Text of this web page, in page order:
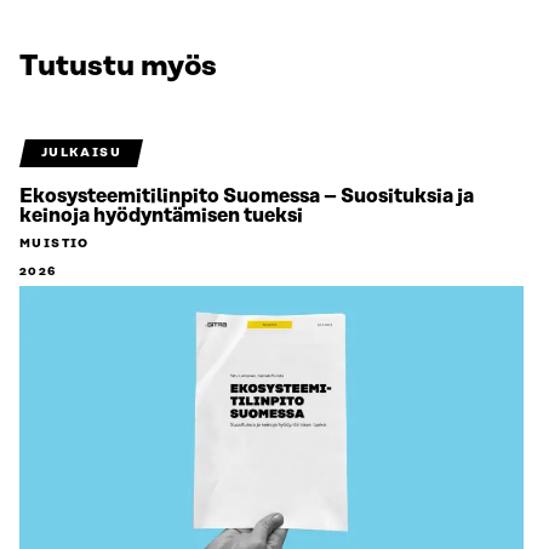
Tutustu myös
JULKAISU
Ekosysteemitilinpito Suomessa – Suosituksia ja
keinoja hyödyntämisen tueksi
MUISTIO
2026